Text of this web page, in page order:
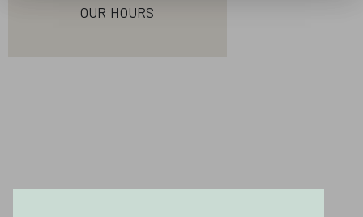
our hours